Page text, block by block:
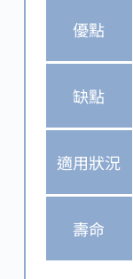
優點
缺點
適用狀況
壽命